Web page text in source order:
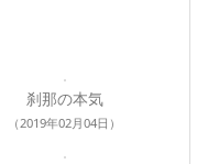
刹那の本気
（2019年02月04日）